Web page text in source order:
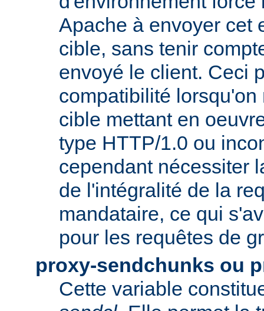
Apache à envoyer cet
cible, sans tenir
envoyé le client. Ceci
compatibilité
cible mettant en
type HTTP/1.0 ou
cependant nécessiter
de l'intégralité de la
mandataire, ce qui
pour les requêtes de
proxy-sendchunks ou
Cette variable